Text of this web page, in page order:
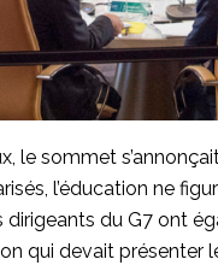
le sommet
l’éducation ne
dirigeants du G7 ont
qui devait présenter